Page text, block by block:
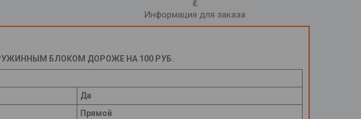
Информация для заказа
БЛОКОМ ДОРОЖЕ НА 100 РУБ.
Да
Прямой